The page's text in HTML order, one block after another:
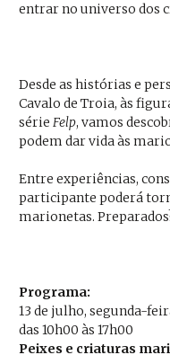
entrar no universo dos
Desde as histórias e
Cavalo de Troia, às
série Felp, vamos
podem dar vida às
Entre experiências,
participante poderá
marionetas.
Programa:
13 de julho, segunda-
das 10h00 às 17h00
Peixes e criaturas